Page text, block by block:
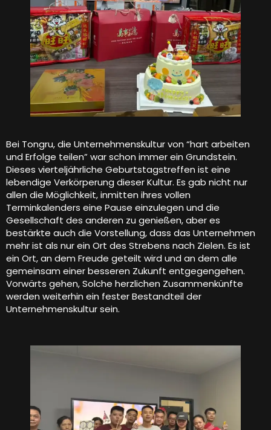
Bei Tongru, die Unternehmenskultur von “hart arbeiten
und Erfolge teilen” war schon immer ein Grundstein.
Dieses vierteljährliche Geburtstagstreffen ist eine
lebendige Verkörperung dieser Kultur. Es gab nicht nur
allen die Möglichkeit, inmitten ihres vollen
Terminkalenders eine Pause einzulegen und die
Gesellschaft des anderen zu genießen, aber es
bestärkte auch die Vorstellung, dass das Unternehmen
mehr ist als nur ein Ort des Strebens nach Zielen. Es ist
ein Ort, an dem Freude geteilt wird und an dem alle
gemeinsam einer besseren Zukunft entgegengehen.
Vorwärts gehen, Solche herzlichen Zusammenkünfte
werden weiterhin ein fester Bestandteil der
Unternehmenskultur sein.